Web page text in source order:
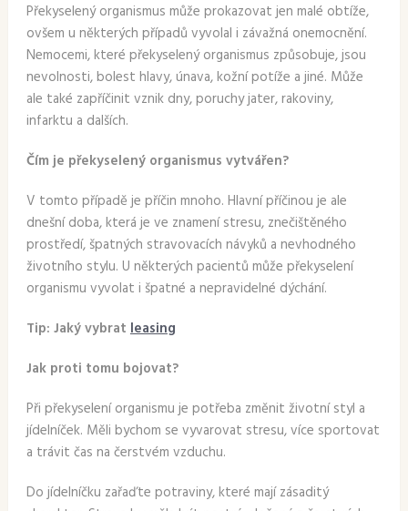
Překyselený organismus může prokazovat jen malé obtíže,
ovšem u některých případů vyvolal i závažná onemocnění.
Nemocemi, které překyselený organismus způsobuje, jsou
nevolnosti, bolest hlavy, únava, kožní potíže a jiné. Může
ale také zapříčinit vznik dny, poruchy jater, rakoviny,
infarktu a dalších.
Čím je překyselený organismus vytvářen?
V tomto případě je příčin mnoho. Hlavní příčinou je ale
dnešní doba, která je ve znamení stresu, znečištěného
prostředí, špatných stravovacích návyků a nevhodného
životního stylu. U některých pacientů může překyselení
organismu vyvolat i špatné a nepravidelné dýchání.
Tip: Jaký vybrat leasing
Jak proti tomu bojovat?
Při překyselení organismu je potřeba změnit životní styl a
jídelníček. Měli bychom se vyvarovat stresu, více sportovat
a trávit čas na čerstvém vzduchu.
Do jídelníčku zařaďte potraviny, které mají zásaditý